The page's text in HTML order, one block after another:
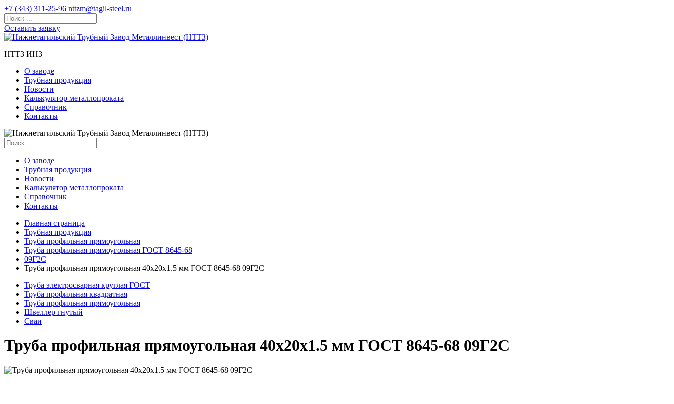
+7 (343) 311-25-96 nttzm@tagil-steel.ru
Оставить заявку
НТТЗ ИНЗ
О заводе
Трубная продукция
Новости
Калькулятор металлопроката
Справочник
Контакты
О заводе
Трубная продукция
Новости
Калькулятор металлопроката
Справочник
Контакты
Главная страница
Трубная продукция
Труба профильная прямоугольная
Труба профильная прямоугольная ГОСТ 8645-68
09Г2С
Труба профильная прямоугольная 40x20x1.5 мм ГОСТ 8645-68 09Г2С
Труба электросварная круглая ГОСТ
Труба профильная квадратная
Труба профильная прямоугольная
Швеллер гнутый
Сваи
Труба профильная прямоугольная 40x20x1.5 мм ГОСТ 8645-68 09Г2С